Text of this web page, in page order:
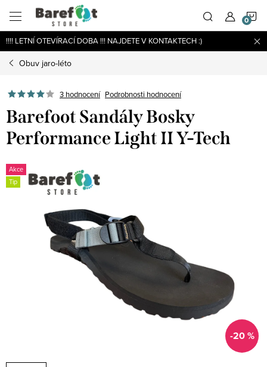
obsah
!!!! LETNÍ OTEVÍRACÍ DOBA !!! NAJDETE V KONTAKTECH :)
Obuv jaro-léto
3 hodnocení Podrobnosti hodnocení
Barefoot Sandály Bosky
Performance Light II Y-Tech
Akce
Tip
-20 %